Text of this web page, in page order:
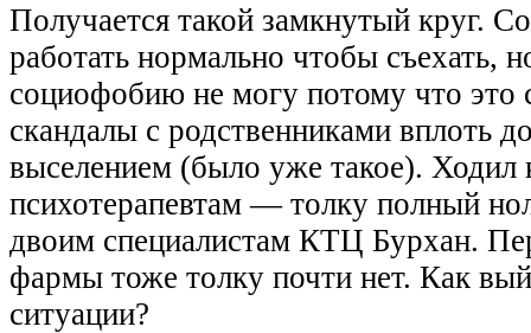
Получается такой замкнутый круг.
работать нормально чтобы съехать,
социофобию не могу потому что это
скандалы с родственниками вплоть
выселением (было уже такое). Ходил
психотерапевтам — толку полный
двоим специалистам КТЦ Бурхан.
фармы тоже толку почти нет. Как
ситуации?